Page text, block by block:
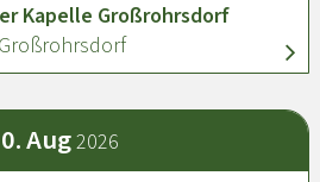
Kapelle Großrohrsdorf
Aug2026